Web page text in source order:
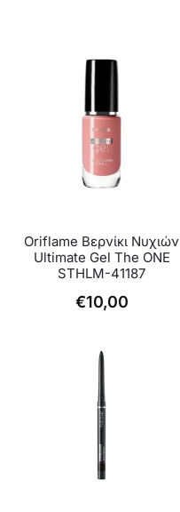
Oriflame Βερνίκι Νυχιών
Ultimate Gel The ONE
STHLM-41187
€10,00